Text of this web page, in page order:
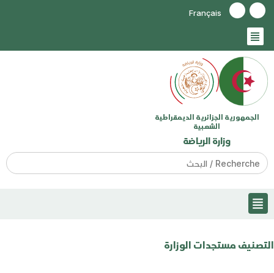
Français
الجمهورية الجزائرية الديمقراطية
الشعبية
وزارة الرياضة
Search
for:
التصنيف مستجدات الوزارة